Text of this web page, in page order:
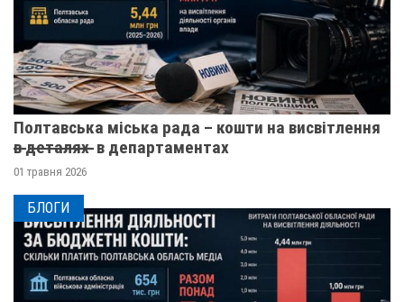
Полтавська міська рада – кошти на висвітлення
в̶ ̶д̶е̶т̶а̶л̶я̶х̶ ̶ в департаментах
01 травня 2026
БЛОГИ